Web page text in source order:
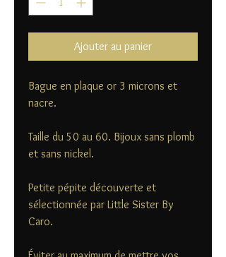
Ajouter au panier
Bague en plaque or 3 microns et
nacre.
Taille du 50 au 60. Bijoux sans plomb
et sans nickel.
Petite pépite découverte et
sélectionnée par Little Sister By
Caro.